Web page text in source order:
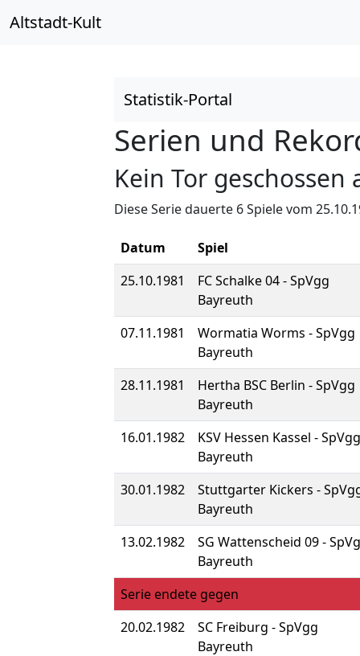
Altstadt-Kult
Statistik-Portal
Serien und
Kein Tor geschossen
Diese Serie dauerte 6 Spiele vom
Datum
Spiel
25.10.1981
FC Schalke 04 - SpVgg
Bayreuth
07.11.1981
Wormatia Worms - SpVgg
Bayreuth
28.11.1981
Hertha BSC Berlin - SpVgg
Bayreuth
16.01.1982
KSV Hessen Kassel - SpVgg
Bayreuth
30.01.1982
Stuttgarter Kickers -
Bayreuth
13.02.1982
SG Wattenscheid 09 -
Bayreuth
Serie endete gegen
20.02.1982
SC Freiburg - SpVgg
Bayreuth